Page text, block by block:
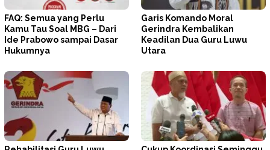
FAQ: Semua yang Perlu
Kamu Tau Soal MBG – Dari
Ide Prabowo sampai Dasar
Hukumnya
Garis Komando Moral
Gerindra Kembalikan
Keadilan Dua Guru Luwu
Utara